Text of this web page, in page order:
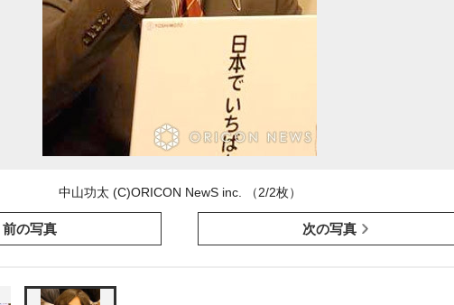
中山功太 (C)ORICON NewS inc. （2/2枚）
前の写真 次の写真